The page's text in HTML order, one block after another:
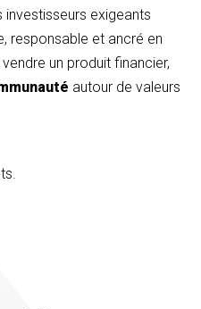
investisseurs exigeants
responsable et ancré en
un produit financier,
autour de valeurs